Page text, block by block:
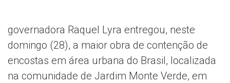
governadora Raquel Lyra entregou, neste
domingo (28), a maior obra de contenção de
encostas em área urbana do Brasil, localizada
na comunidade de Jardim Monte Verde, em